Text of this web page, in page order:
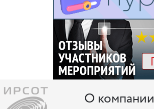
О компании